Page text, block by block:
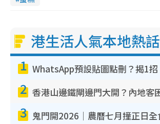
港生活人氣本地熱話
1
2
3